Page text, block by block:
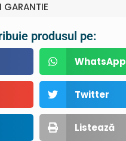
GARANTIE
produsul pe:
WhatsApp
Twitter
Listează